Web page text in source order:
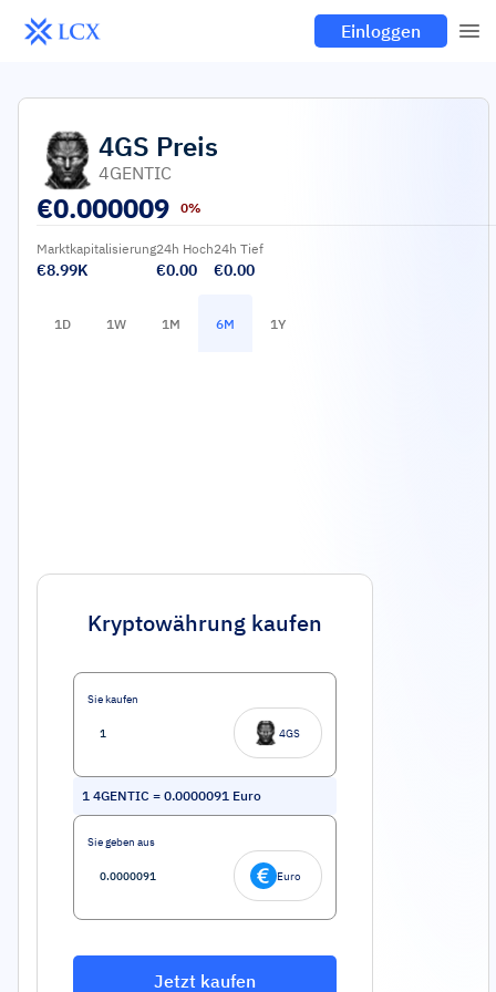
Einloggen
4GS Preis
4GENTIC
€0.000009 0%
Marktkapitalisierung
€8.99K
24h Hoch
€0.00
24h Tief
€0.00
1D 1W 1M 6M 1Y
Kryptowährung kaufen
Sie kaufen
4GS
1 4GENTIC = 0.0000091 Euro
Sie geben aus
Euro
Jetzt kaufen